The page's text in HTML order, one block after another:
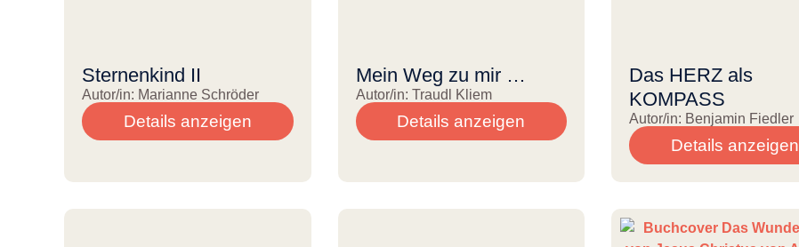
Sternenkind II
Autor/in: Marianne Schröder
Details anzeigen
Mein Weg zu mir …
Autor/in: Traudl Kliem
Details anzeigen
Das HERZ als
KOMPASS
Autor/in: Benjamin Fiedler
Details anzeigen